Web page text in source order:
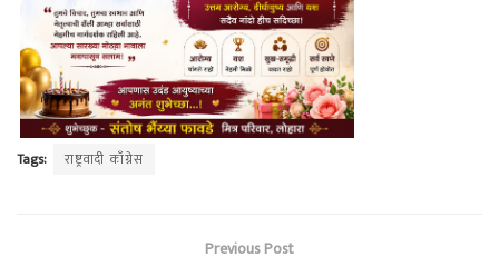
Tags: राष्ट्रवादी काँग्रेस
Previous Post